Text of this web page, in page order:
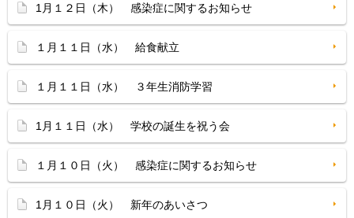
1月１２日（木） 感染症に関するお知らせ
１月１１日（水） 給食献立
１月１１日（水） ３年生消防学習
1月１１日（水） 学校の誕生を祝う会
１月１０日（火） 感染症に関するお知らせ
1月１０日（火） 新年のあいさつ